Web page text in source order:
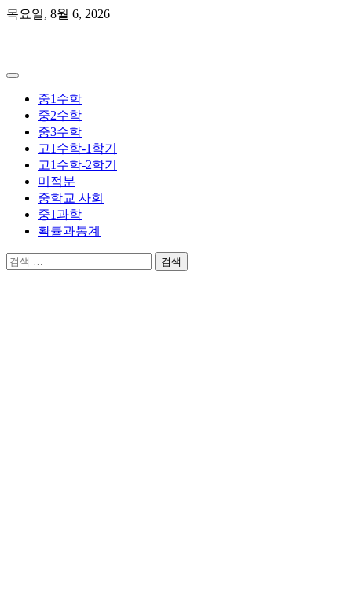
Skip
목요일, 8월 6, 2026
중1수학
중2수학
중3수학
고1수학-1학기
고1수학-2학기
미적분
중학교 사회
중1과학
확률과통계
검